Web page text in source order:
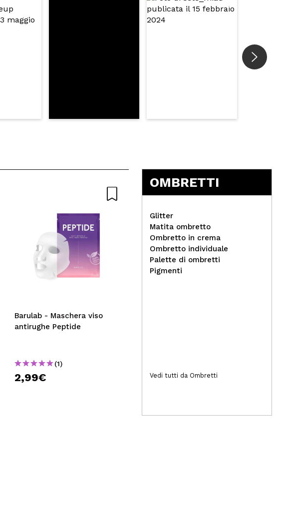
Barulab - Maschera viso
antirughe Peptide
(1)
2,99€
Brushworks -
Copricapezzoli
5,95€
OMBRETTI
Glitter
Matita ombretto
Ombretto in crema
Ombretto individuale
Palette di ombretti
Pigmenti
Vedi tutti da Ombretti